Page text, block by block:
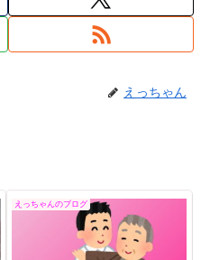
えっちゃん
えっちゃんのブログ